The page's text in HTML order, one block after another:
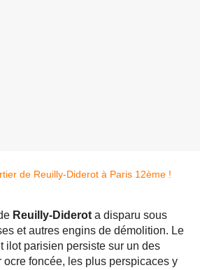
Reuilly-Diderot a disparu sous
et autres engins de démolition. Le
ilot parisien persiste sur un des
ocre foncée, les plus perspicaces y